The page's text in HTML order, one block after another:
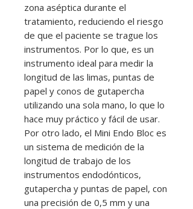
zona aséptica durante el
tratamiento, reduciendo el riesgo
de que el paciente se trague los
instrumentos. Por lo que, es un
instrumento ideal para medir la
longitud de las limas, puntas de
papel y conos de gutapercha
utilizando una sola mano, lo que lo
hace muy práctico y fácil de usar.
Por otro lado, el Mini Endo Bloc es
un sistema de medición de la
longitud de trabajo de los
instrumentos endodónticos,
gutapercha y puntas de papel, con
una precisión de 0,5 mm y una